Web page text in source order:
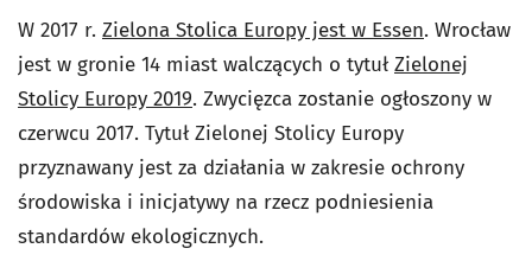
W 2017 r. Zielona Stolica Europy jest w Essen. Wrocław
jest w gronie 14 miast walczących o tytułZielonej
Stolicy Europy 2019. Zwycięzca zostanie ogłoszony w
czerwcu 2017. Tytuł Zielonej Stolicy Europy
przyznawany jest za działania w zakresie ochrony
środowiska i inicjatywy na rzecz podniesienia
standardów ekologicznych.